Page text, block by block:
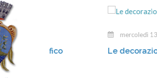
mercoledì 13 dicembre 2023
Le decorazioni natalizie